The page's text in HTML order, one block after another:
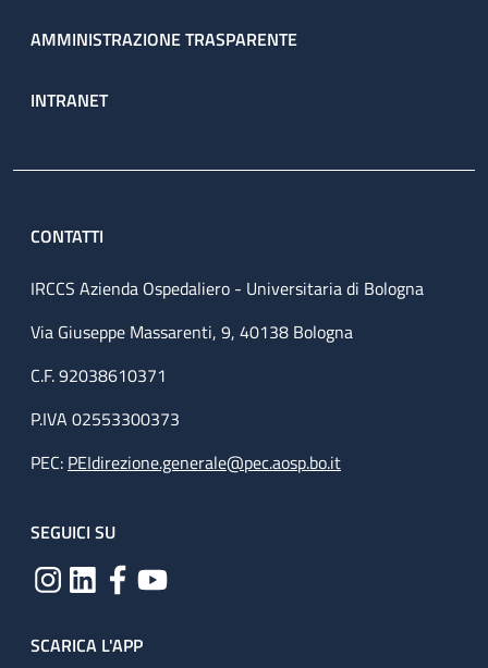
AMMINISTRAZIONE TRASPARENTE
INTRANET
CONTATTI
IRCCS Azienda Ospedaliero - Universitaria di Bologna
Via Giuseppe Massarenti, 9, 40138 Bologna
C.F. 92038610371
P.IVA 02553300373
PEC: PEIdirezione.generale@pec.aosp.bo.it
SEGUICI SU
SCARICA L'APP